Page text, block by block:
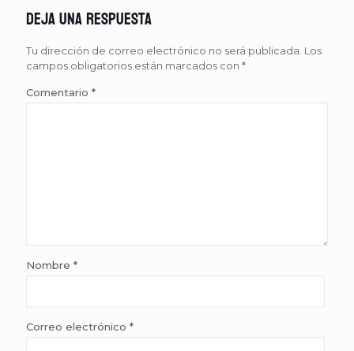
Deja una respuesta
Tu dirección de correo electrónico no será publicada. Los
campos obligatorios están marcados con *
Comentario *
Nombre *
Correo electrónico *